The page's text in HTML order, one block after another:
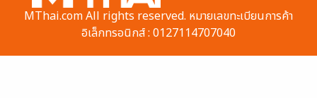
MThai.com All rights reserved. หมายเลขทะเบียนการค้า
อิเล็กทรอนิกส์ : 0127114707040